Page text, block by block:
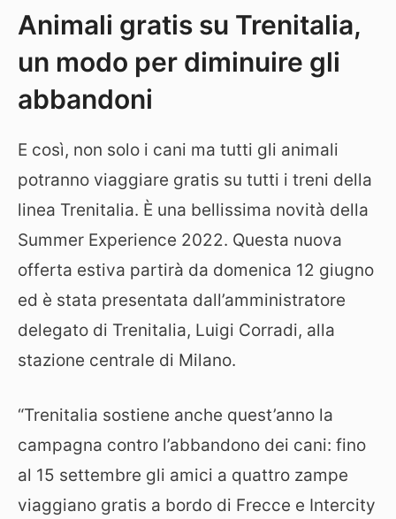
Animali gratis su Trenitalia,
un modo per diminuire gli
abbandoni
E così, non solo i cani ma tutti gli animali
potranno viaggiare gratis su tutti i treni della
linea Trenitalia. È una bellissima novità della
Summer Experience 2022. Questa nuova
offerta estiva partirà da domenica 12 giugno
ed è stata presentata dall’amministratore
delegato di Trenitalia, Luigi Corradi, alla
stazione centrale di Milano.
“Trenitalia sostiene anche quest’anno la
campagna contro l’abbandono dei cani: fino
al 15 settembre gli amici a quattro zampe
viaggiano gratis a bordo di Frecce e Intercity